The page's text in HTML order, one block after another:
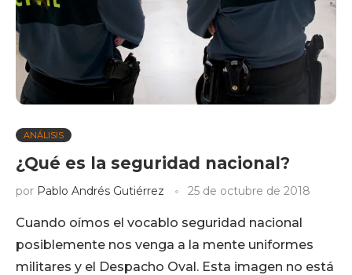
ANÁLISIS
¿Qué es la seguridad nacional?
por Pablo Andrés Gutiérrez 25 de octubre de 2018
Cuando oímos el vocablo seguridad nacional
posiblemente nos venga a la mente uniformes
militares y el Despacho Oval. Esta imagen no está